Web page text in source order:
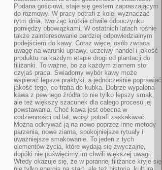
Podana gościowi, staje się gestem zapraszającym
do rozmowy. W pracy potrafi z kolei wyznaczać
rytm dnia, tworząc krótkie chwile odpoczynku
pomiędzy obowiązkami. W ostatnich latach rośnie
także zainteresowanie bardziej odpowiedzialnym
podejściem do kawy. Coraz więcej osób zwraca
uwagę na warunki uprawy, uczciwy handel i jakość
produktu na każdym etapie drogi od plantacji do
filiżanki. To ważne, bo za każdym ziarnem stoi
czyjaś praca. Świadomy wybór kawy może
wspierać lepsze praktyki, a jednocześnie poprawiać
jakość tego, co trafia do kubka. Dobrze wypalona
kawa z pewnego źródła to nie tylko lepszy smak,
ale też większy szacunek dla całego procesu jej
powstawania. Choć kawa jest obecna w
codzienności od lat, wciąż potrafi zaskakiwać.
Można odkrywać ją na nowo poprzez inne metody
parzenia, nowe ziarna, spokojniejsze rytuały i
uważniejsze smakowanie. To jeden z tych
elementów życia, które wydają się zwyczajne,
dopóki nie poświęcimy im chwili większej uwagi.
Wtedy okazuje się, że w porannej filiżance kryje się